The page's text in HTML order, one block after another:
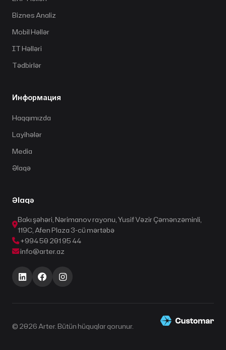
Biznes Analiz
Mobil Həllər
IT Həlləri
Tədbirlər
Информация
Haqqımızda
Layihələr
Media
Əlaqə
Əlaqə
Bakı şəhəri, Nərimanov rayonu, Yusif Vəzir Çəmənzəminli,
119C, Afen Plaza 3-cü mərtəbə
+994 50 201 95 44
info@arter.az
© 2026 Arter. Bütün hüquqlar qorunur.